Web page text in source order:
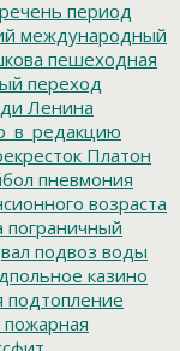
период
международный
пешеходная
переход
Ленина
Платон
пневмония
возраста
пограничный
подвоз воды
казино
подтопление
пожарная